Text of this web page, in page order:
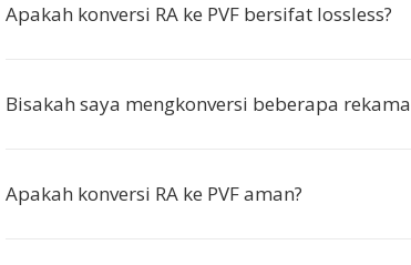
Apakah konversi RA ke PVF bersifat lossless?
Bisakah saya mengkonversi beberapa
Apakah konversi RA ke PVF aman?